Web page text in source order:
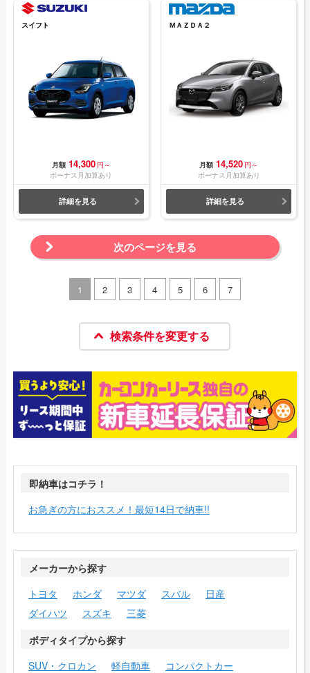
スイフト
月額 14,300 円～
ボーナス月加算あり
詳細を見る
ＭＡＺＤＡ２
月額 14,520 円～
ボーナス月加算あり
詳細を見る
次のページを見る
1 2 3 4 5 6 7
検索条件を変更する
即納車はコチラ！
お急ぎの方におススメ！最短14日で納車!!
メーカーから探す
トヨタ
ホンダ マツダ スバル
日産
ダイハツ
スズキ
三菱
ボディタイプから探す
SUV・クロカン
軽自動車
コンパクトカー